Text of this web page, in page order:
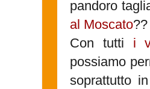
pandoro
al Moscato??
Con tutti i
possiamo
soprattutto